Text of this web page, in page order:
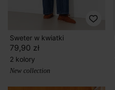
Sweter w kwiatki
79,90 zł
2 kolory
New collection